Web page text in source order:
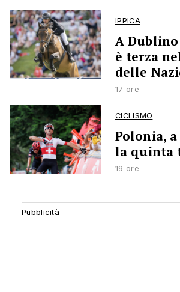
IPPICA
A
è terza
delle
17 ore
CICLISMO
Polonia,
la quinta
19 ore